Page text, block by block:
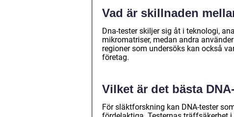
Vad är skillnaden
Dna-tester skiljer sig åt i teknologi,
mikromatriser, medan andra
regioner som undersöks kan också
företag.
Vilket är det bästa
För släktforskning kan DNA-tester